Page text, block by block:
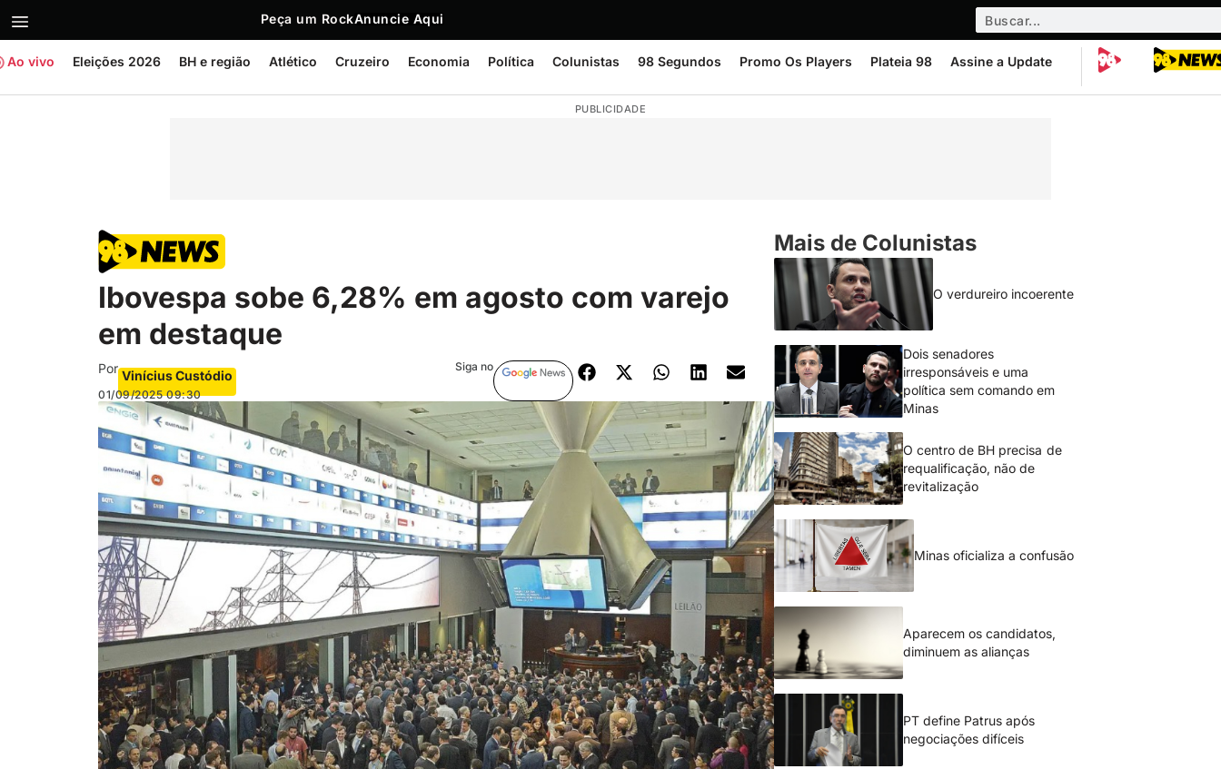
Peça um RockAnuncie Aqui
Ao vivo Eleições 2026 BH e região Atlético Cruzeiro Economia Política Colunistas 98 Segundos Promo Os Players Plateia 98 Assine a Update
PUBLICIDADE
Ibovespa sobe 6,28% em agosto com varejo
em destaque
Por Vinícius Custódio
01/09/2025 09:30
Siga no
Mais de Colunistas
O verdureiro incoerente
Dois senadores
irresponsáveis e uma
política sem comando em
Minas
O centro de BH precisa de
requalificação, não de
revitalização
Minas oficializa a confusão
Aparecem os candidatos,
diminuem as alianças
PT define Patrus após
negociações difíceis